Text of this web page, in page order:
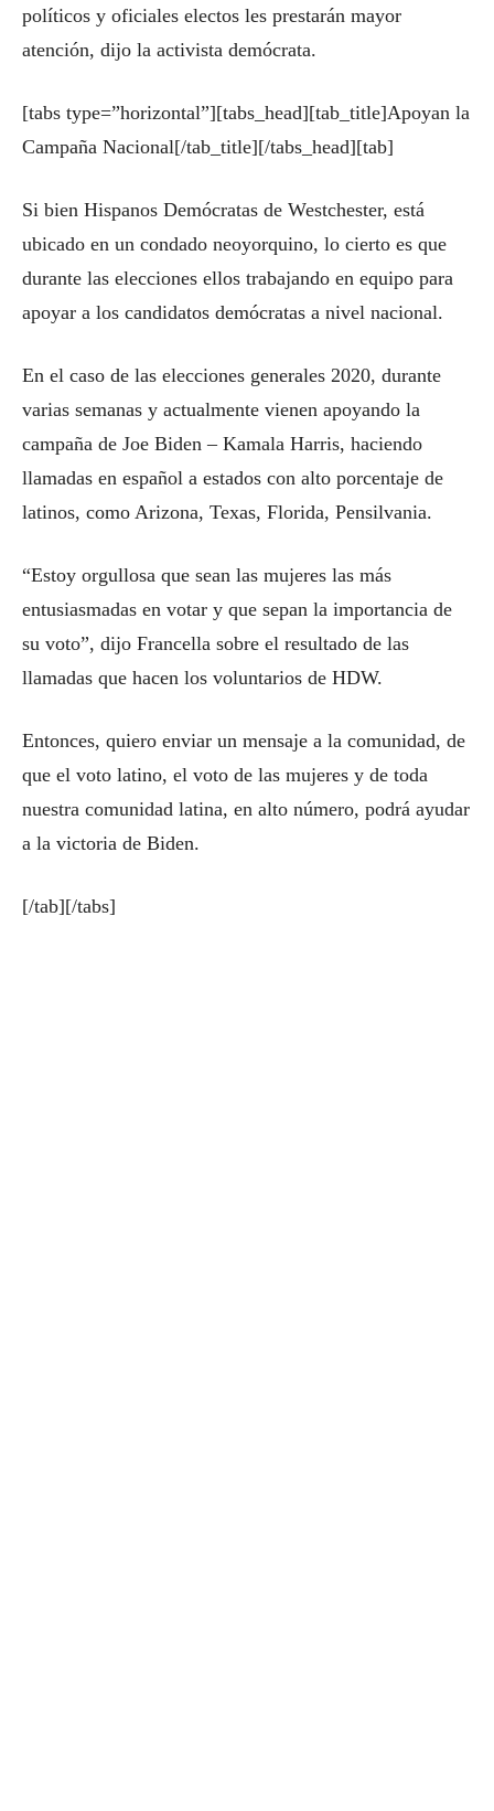
políticos y oficiales electos les prestarán mayor
atención, dijo la activista demócrata.
[tabs type=”horizontal”][tabs_head][tab_title]Apoyan la
Campaña Nacional[/tab_title][/tabs_head][tab]
Si bien Hispanos Demócratas de Westchester, está
ubicado en un condado neoyorquino, lo cierto es que
durante las elecciones ellos trabajando en equipo para
apoyar a los candidatos demócratas a nivel nacional.
En el caso de las elecciones generales 2020, durante
varias semanas y actualmente vienen apoyando la
campaña de Joe Biden – Kamala Harris, haciendo
llamadas en español a estados con alto porcentaje de
latinos, como Arizona, Texas, Florida, Pensilvania.
“Estoy orgullosa que sean las mujeres las más
entusiasmadas en votar y que sepan la importancia de
su voto”, dijo Francella sobre el resultado de las
llamadas que hacen los voluntarios de HDW.
Entonces, quiero enviar un mensaje a la comunidad, de
que el voto latino, el voto de las mujeres y de toda
nuestra comunidad latina, en alto número, podrá ayudar
a la victoria de Biden.
[/tab][/tabs]